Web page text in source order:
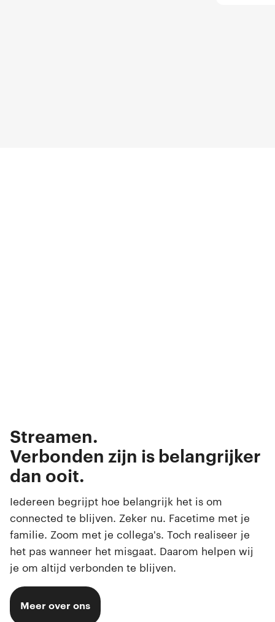
Gamen.
Browsen.
Swipen.
Selfies maken.
Verbonden zijn is belangrijker
dan ooit.
Iedereen begrijpt hoe belangrijk het is om
connected te blijven. Zeker nu. Facetime met je
familie. Zoom met je collega's. Toch realiseer je
het pas wanneer het misgaat. Daarom helpen wij
je om altijd verbonden te blijven.
Meer over ons